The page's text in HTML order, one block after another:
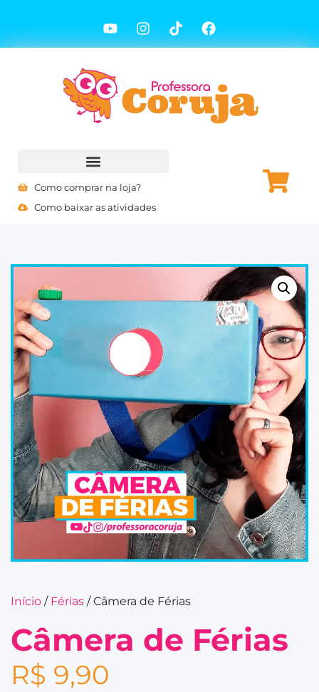
Como comprar na loja?
Como baixar as atividades
Início / Férias / Câmera de Férias
Câmera de Férias
R$ 9,90